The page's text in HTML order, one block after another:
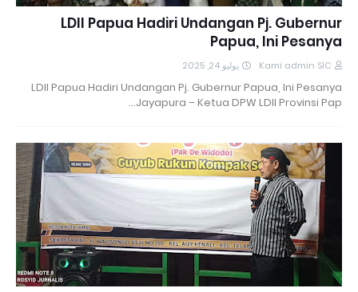
LDII Papua Hadiri Undangan Pj. Gubernur
Papua, Ini Pesanya
Kami admin SIC يوليو 24, 2025
LDII Papua Hadiri Undangan Pj. Gubernur Papua, Ini Pesanya
Jayapura – Ketua DPW LDII Provinsi Pap…